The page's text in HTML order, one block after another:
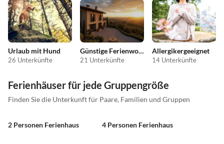
Urlaub mit Hund
26 Unterkünfte
Günstige Ferienwohnungen
21 Unterkünfte
Allergikergeeignet
14 Unterkünfte
Ferienhäuser für jede Gruppengröße
Finden Sie die Unterkunft für Paare, Familien und Gruppen
2 Personen Ferienhaus 4 Personen Ferienhaus